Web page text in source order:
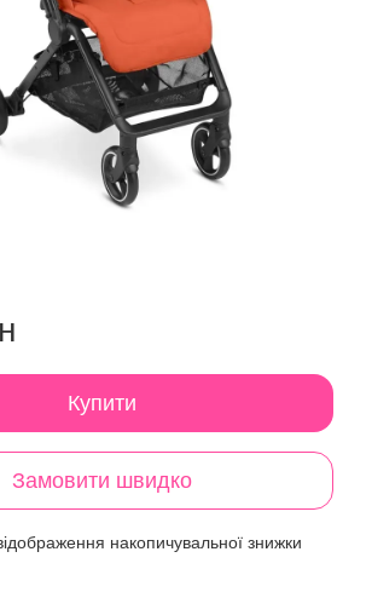
Купити
Замовити швидко
накопичувальної знижки